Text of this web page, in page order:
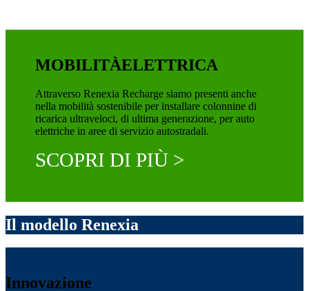
MOBILITÀELETTRICA
Attraverso Renexia Recharge siamo presenti anche
nella mobilità sostenibile per installare colonnine di
ricarica ultraveloci, di ultima generazione, per auto
elettriche in aree di servizio autostradali.
SCOPRI DI PIÙ >
Il modello Renexia
Innovazione